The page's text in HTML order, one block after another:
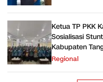
Ketua TP PKK
Sosialisasi
Kabupaten
Regional